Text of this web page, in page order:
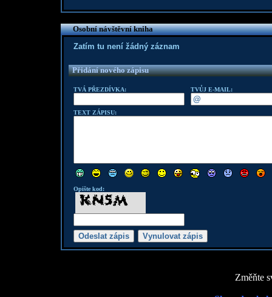
Osobní návštěvní kniha
Zatím tu není žádný záznam
Přidání nového zápisu
TVÁ PŘEZDÍVKA: TVŮJ E-MAIL:
TEXT ZÁPISU:
Opište kod:
Změňte